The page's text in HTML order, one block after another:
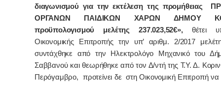
διαγωνισμού για την εκτέλεση της προμήθειας
ΟΡΓΑΝΩΝ ΠΑΙΔΙΚΩΝ ΧΑΡΩΝ ΔΗΜΟΥ
προϋπολογισμού μελέτης 237.023,52€»,θέτει
Οικονομικής Επιτροπής την υπ’ αριθμ. 2/2017
συντάχθηκε από την Ηλεκτρολόγο Μηχανικό του
Σαββανού και θεωρήθηκε από τον Δ/ντή της Τ.Υ. Δ.
Περόγαμβρο, προτείνει δε στη Οικονομική Επιτροπή να